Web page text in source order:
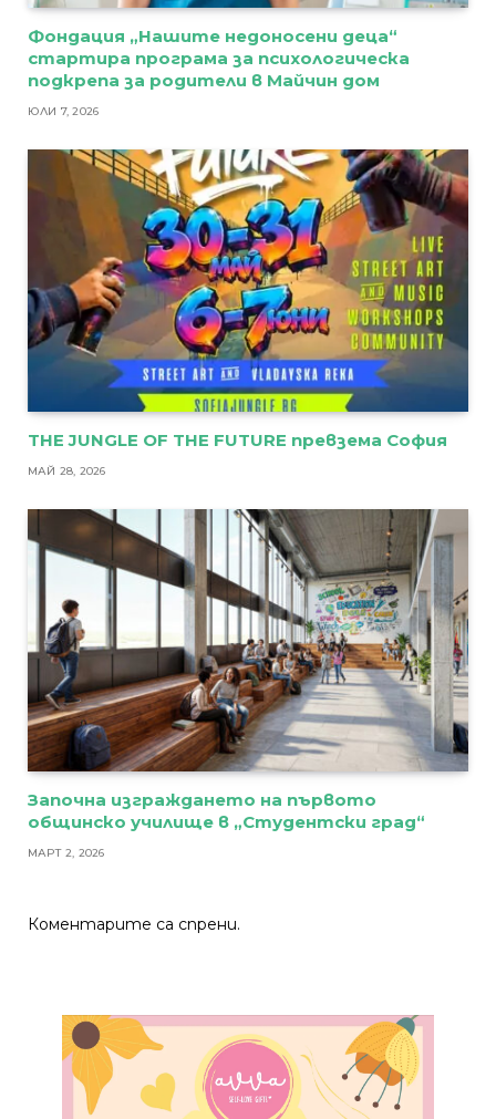
Фондация „Нашите недоносени деца“
стартира програма за психологическа
подкрепа за родители в Майчин дом
ЮЛИ 7, 2026
THE JUNGLE OF THE FUTURE превзема София
МАЙ 28, 2026
Започна изграждането на първото
общинско училище в „Студентски град“
МАРТ 2, 2026
Коментарите са спрени.